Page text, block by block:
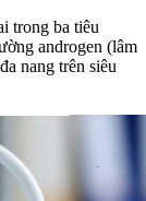
trong ba tiêu
androgen (lâm
nang trên siêu